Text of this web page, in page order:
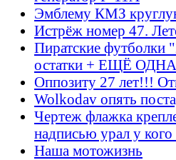
Эмблему КМЗ
Истрёж номер 47.
Пиратские футболки
остатки + ЕЩЁ ОДНА
Оппозиту 27 лет!!!
Wolkodav опять
Чертеж флажка
надписью урал у кого
Наша мотожизнь